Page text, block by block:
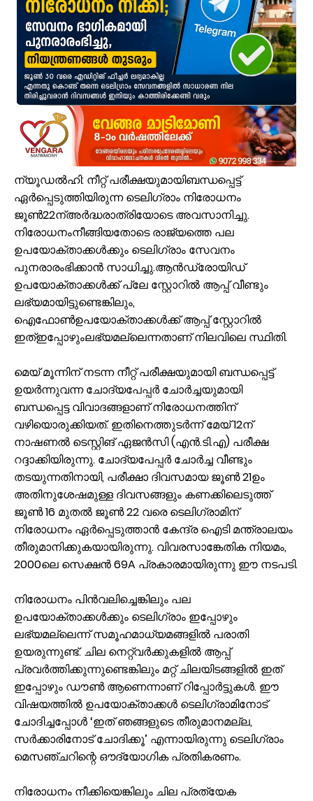
സൗദിയിൽ വാഹനാപകടത്തിൽ മൂന്നിയൂർ സ്വദേശി മരണപ്പെട്ടു
ഓണക്കാലത്തെ റേഷൻ വിതരണം തിങ്കളാഴ്ച മുതൽ;
സംവരണ നിയമനങ്ങളിൽ സ്പെഷ്യൽ റിക്രൂട്ട്മെന്റ് നടത്തണം:
ഇൻഫാന്റിനോക്കെതിരെ അവിശ്വാസ പ്രമേയ നീക്കവുമായി
എസ്.എം.സർവർ മെഗാ ഉറുദു ക്വിസ് മത്സരം സമാപിച്ചു
ഒതുക്കുങ്ങൽ ഗവൺമെന്റ് ഹയർ സെക്കന്ററി സ്കൂളിന് പ്രത്യേക
വേങ്ങര ടൗൺ പൗരസമിതി ഫുട്ബോൾ പ്രവചന മത്സരം: വിജയിക്ക്
ശിഹാബ് തങ്ങളെ അനുസ്മരിച്ച് പി.കെ. കുഞ്ഞാലിക്കുട്ടി
കൂരിയാട് വ്യാപാരി വ്യവസായി ഏകോപന സമിതിയുടെ
വിവരാവകാശ നിയമപ്രകാരം വിവരം സൗജന്യമായി നൽകണം;
ന്യൂഡൽഹി: നീറ്റ് പരീക്ഷയുമായിബന്ധപ്പെട്ട്
ഏർപ്പെടുത്തിയിരുന്ന ടെലിഗ്രാം നിരോധനം
ജൂൺ22ന്അർദ്ധരാത്രിയോടെ അവസാനിച്ചു.
നിരോധനംനീങ്ങിയതോടെ രാജ്യത്തെ പല
ഉപയോക്താക്കൾക്കും ടെലിഗ്രാം സേവനം
പുനരാരംഭിക്കാൻ സാധിച്ചു.ആൻഡ്രോയിഡ്
ഉപയോക്താക്കൾക്ക് പ്ലേ സ്റ്റോറിൽ ആപ്പ് വീണ്ടും
ലഭ്യമായിട്ടുണ്ടെങ്കിലും,
ഐഫോൺഉപയോക്താക്കൾക്ക് ആപ്പ് സ്റ്റോറിൽ
ഇത്ഇപ്പോഴുംലഭ്യമല്ലെന്നതാണ് നിലവിലെ സ്ഥിതി.
മെയ് മൂന്നിന് നടന്ന നീറ്റ് പരീക്ഷയുമായി ബന്ധപ്പെട്ട്
ഉയർന്നുവന്ന ചോദ്യപേപ്പർ ചോർച്ചയുമായി
ബന്ധപ്പെട്ട വിവാദങ്ങളാണ് നിരോധനത്തിന്
വഴിയൊരുക്കിയത്. ഇതിനെത്തുടർന്ന് മേയ് 12ന്
നാഷണൽ ടെസ്റ്റിങ് ഏജൻസി (എൻ.ടി.എ) പരീക്ഷ
റദ്ദാക്കിയിരുന്നു. ചോദ്യപേപ്പർ ചോർച്ച വീണ്ടും
തടയുന്നതിനായി, പരീക്ഷാ ദിവസമായ ജൂൺ 21ഉം
അതിനുശേഷമുള്ള ദിവസങ്ങളും കണക്കിലെടുത്ത്
ജൂൺ 16 മുതൽ ജൂൺ 22 വരെ ടെലിഗ്രാമിന്
നിരോധനം ഏർപ്പെടുത്താൻ കേന്ദ്ര ഐടി മന്ത്രാലയം
തീരുമാനിക്കുകയായിരുന്നു. വിവരസാങ്കേതിക നിയമം,
2000ലെ സെക്ഷൻ 69A പ്രകാരമായിരുന്നു ഈ നടപടി.
നിരോധനം പിൻവലിച്ചെങ്കിലും പല
ഉപയോക്താക്കൾക്കും ടെലിഗ്രാം ഇപ്പോഴും
ലഭ്യമല്ലെന്ന് സമൂഹമാധ്യമങ്ങളിൽ പരാതി
ഉയരുന്നുണ്ട്. ചില നെറ്റ്‌വർക്കുകളിൽ ആപ്പ്
പ്രവർത്തിക്കുന്നുണ്ടെങ്കിലും മറ്റ് ചിലയിടങ്ങളിൽ ഇത്
ഇപ്പോഴും ഡൗൺ ആണെന്നാണ് റിപ്പോർട്ടുകൾ. ഈ
വിഷയത്തിൽ ഉപയോക്താക്കൾ ടെലിഗ്രാമിനോട്
ചോദിച്ചപ്പോൾ ‘ഇത് ഞങ്ങളുടെ തീരുമാനമല്ല,
സർക്കാരിനോട് ചോദിക്കൂ’ എന്നായിരുന്നു ടെലിഗ്രാം
മെസഞ്ചറിന്റെ ഔദ്യോഗിക പ്രതികരണം.
നിരോധനം നീക്കിയെങ്കിലും ചില പ്രത്യേക